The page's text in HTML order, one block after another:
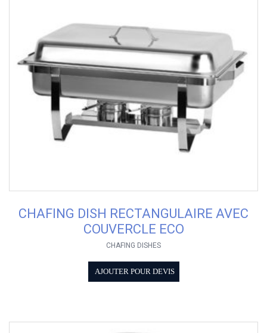
CHAFING DISH RECTANGULAIRE AVEC
COUVERCLE ECO
CHAFING DISHES
AJOUTER POUR DEVIS